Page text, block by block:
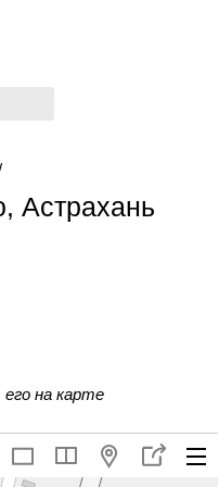
Астрахань
на карте